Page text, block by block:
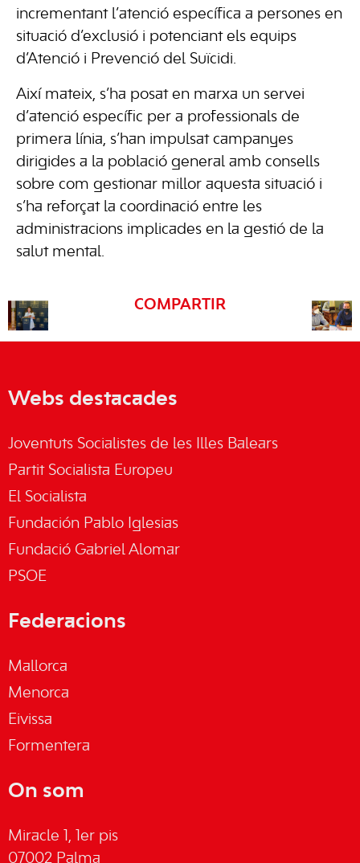
incrementant l’atenció específica a persones en
situació d’exclusió i potenciant els equips
d’Atenció i Prevenció del Suïcidi.
Així mateix, s’ha posat en marxa un servei
d’atenció específic per a professionals de
primera línia, s’han impulsat campanyes
dirigides a la població general amb consells
sobre com gestionar millor aquesta situació i
s’ha reforçat la coordinació entre les
administracions implicades en la gestió de la
salut mental.
COMPARTIR
Webs destacades
Joventuts Socialistes de les Illes Balears
Partit Socialista Europeu
El Socialista
Fundación Pablo Iglesias
Fundació Gabriel Alomar
PSOE
Federacions
Mallorca
Menorca
Eivissa
Formentera
On som
Miracle 1, 1er pis
07002 Palma